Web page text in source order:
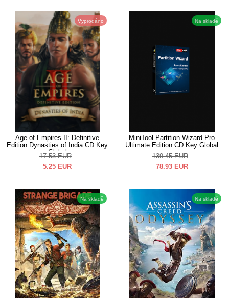
Vyprodáno
Age of Empires II: Definitive
Edition Dynasties of India CD Key
Global
17.53 EUR
5.25 EUR
Na skladě
MiniTool Partition Wizard Pro
Ultimate Edition CD Key Global
139.45 EUR
78.93 EUR
Na skladě Na skladě